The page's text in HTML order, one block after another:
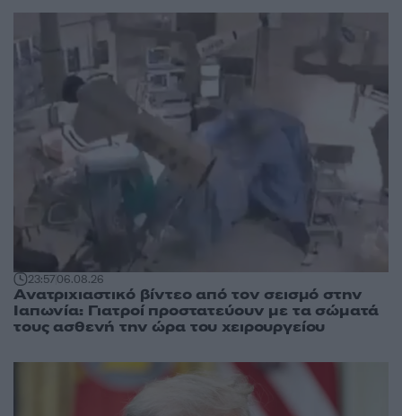
23:5706.08.26
Ανατριχιαστικό βίντεο από τον σεισμό στην
Ιαπωνία: Γιατροί προστατεύουν με τα σώματά
τους ασθενή την ώρα του χειρουργείου